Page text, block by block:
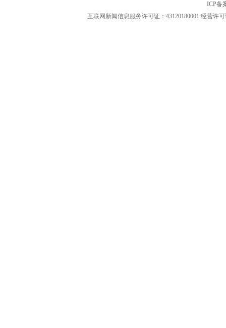
ICP备
互联网新闻信息服务许可证：43120180001 经营许可